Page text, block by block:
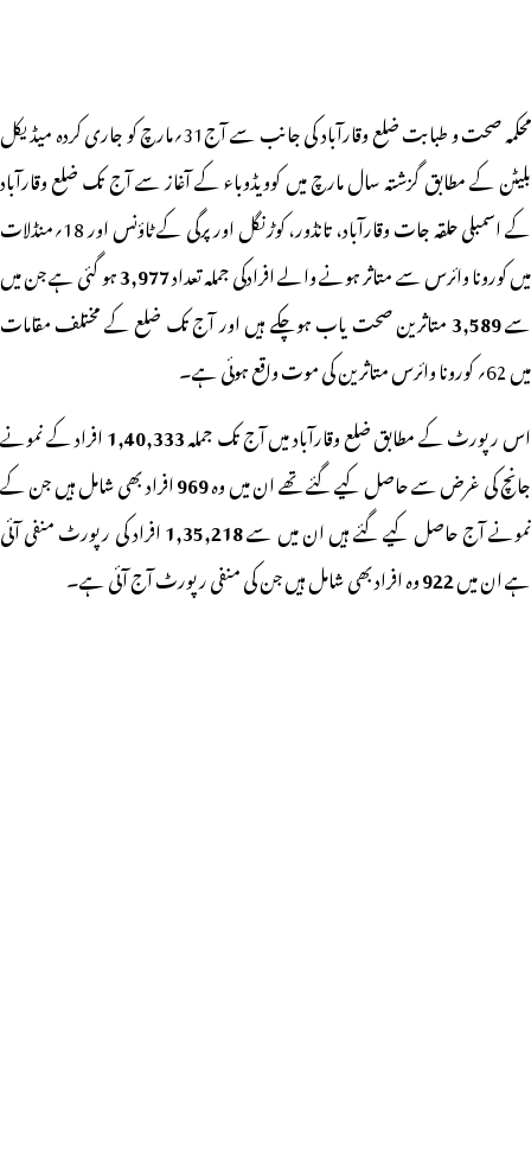
محکمہ صحت و طبابت ضلع وقارآباد کی جانب سے آج31؍مارچ کو جاری کردہ میڈیکل
بلیٹن کے مطابق گزشتہ سال مارچ میں کوویڈوباء کے آغاز سے آج تک ضلع وقارآباد
کے اسمبلی حلقہ جات وقارآباد، تانڈور، کوڑنگل اور پرگی کے ٹاؤنس اور 18؍منڈلات
میں کورونا وائرس سے متاثر ہونے والے افرادکی جملہ تعداد3,977
ہو گئی ہے جن میں
سے3,589متاثرین صحت یاب ہوچکے ہیں اور آج تک ضلع کے مختلف مقامات
میں 62؍ کورونا وائرس متاثرین کی موت واقع ہوئی ہے۔
اس رپورٹ کے مطابق ضلع وقارآباد میں آج تک جملہ1,40,333افراد کے نمونے
جانچ کی غرض سے حاصل کیے گئے تھے ان میں وہ969افراد بھی شامل ہیں جن کے
نمونے آج حاصل کیے گئے ہیں ان میں سے1,35,218افراد کی رپورٹ منفی آئی
ہے ان میں922وہ افراد بھی شامل ہیں جن کی منفی رپورٹ آج آئی ہے۔